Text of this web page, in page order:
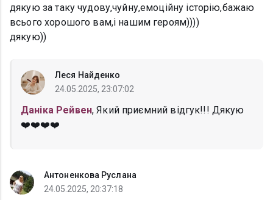
дякую за таку чудову,чуйну,емоційну історію,бажаю
всього хорошого вам,і нашим героям))))
дякую))
Леся Найденко
24.05.2025, 23:07:02
Даніка Рейвен, Який приємний відгук!!! Дякую
❤️❤️❤️❤️
Антоненкова Руслана
24.05.2025, 20:37:18